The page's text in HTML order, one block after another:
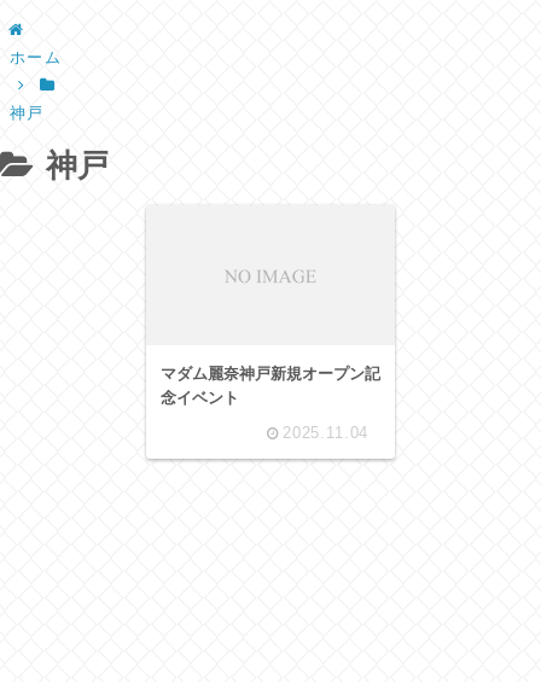
ホーム
神戸
神戸
マダム麗奈神戸新規オープン記
念イベント
2025.11.04